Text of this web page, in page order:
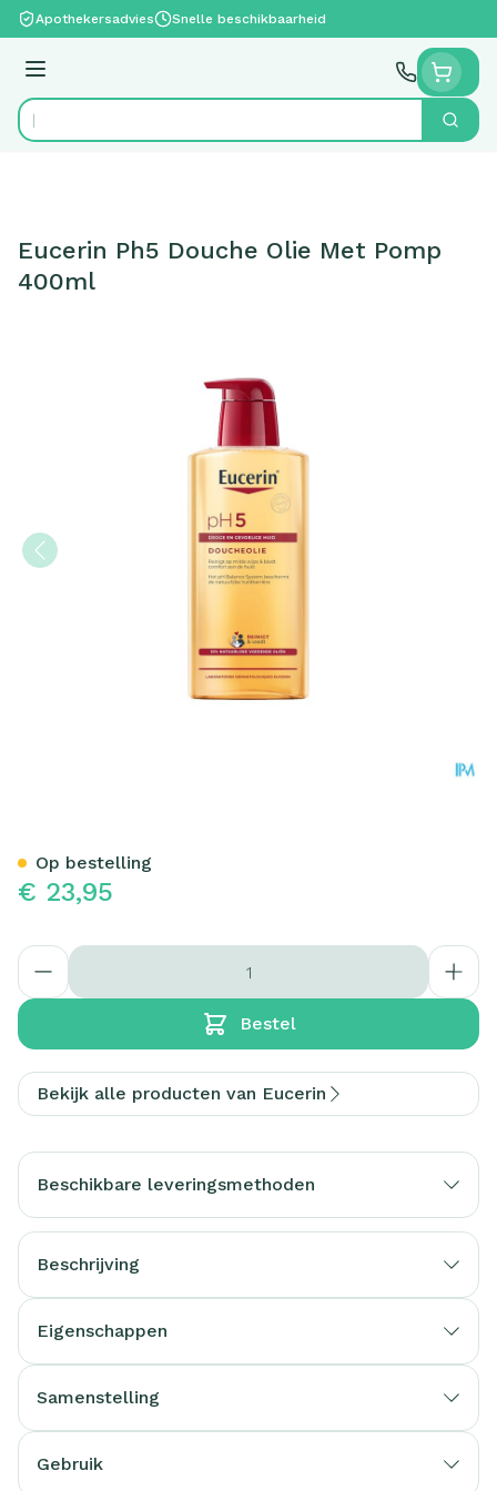
Ga naar de inhoud
Apothekersadvies Snelle beschikbaarheid
Menu
Product, merk, categorie... Zoek
Eucerin Ph5 Douche Olie Met Pomp
400ml
€ 23,95
Aantal
Bestel
Op bestelling
Bekijk alle producten van Eucerin
Beschikbare leveringsmethoden
Beschrijving
Eigenschappen
Samenstelling
Gebruik